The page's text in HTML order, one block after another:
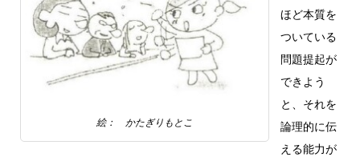
絵： かたぎりもとこ
ほど本質を
ついている
問題提起が
できよう
と、それを
論理的に伝
える能力が